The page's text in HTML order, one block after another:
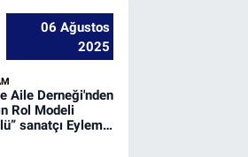
06 Ağustos
2025
Aile Derneği'nden
Rol Modeli
sanatçı Eylem